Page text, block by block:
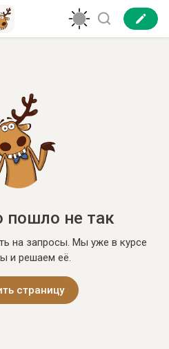
пошло не так
на запросы. Мы уже в курсе
и решаем её.
страницу